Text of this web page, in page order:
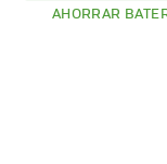
AHORRAR